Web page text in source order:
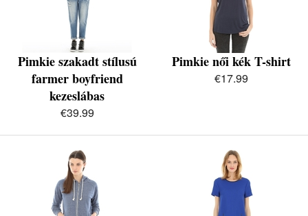
Pimkie szakadt stílusú
farmer boyfriend
kezeslábas
€39.99
Pimkie női kék T-shirt
€17.99